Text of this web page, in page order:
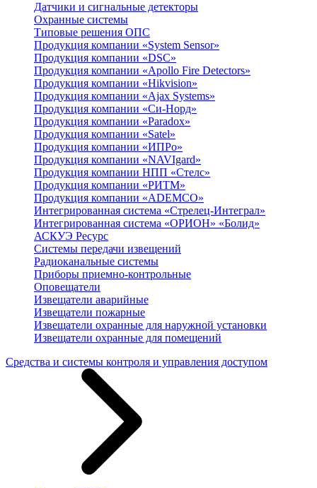
Датчики и сигнальные детекторы
Охранные системы
Типовые решения ОПС
Продукция компании «System Sensor»
Продукция компании «DSC»
Продукция компании «Apollo Fire Detectors»
Продукция компании «Hikvision»
Продукция компании «Ajax Systems»
Продукция компании «Си-Норд»
Продукция компании «Paradox»
Продукция компании «Satel»
Продукция компании «ИПРо»
Продукция компании «NAVIgard»
Продукция компании НПП «Стелс»
Продукция компании «РИТМ»
Продукция компании «ADEMCO»
Интегрированная система «Стрелец-Интеграл»
Интегрированная система «ОРИОН» «Болид»
АСКУЭ Ресурс
Системы передачи извещений
Радиоканальные системы
Приборы приемно-контрольные
Оповещатели
Извещатели аварийные
Извещатели пожарные
Извещатели охранные для наружной установки
Извещатели охранные для помещений
Средства и системы контроля и управления доступом